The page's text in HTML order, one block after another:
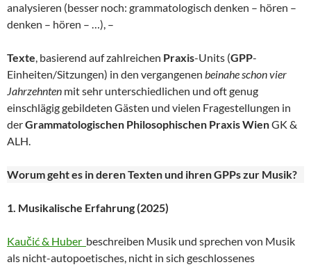
analysieren (besser noch: grammatologisch denken – hören –
denken – hören – …), –
Texte, basierend auf zahlreichen Praxis-Units (GPP-
Einheiten/Sitzungen) in den vergangenen beinahe schon vier
Jahrzehnten mit sehr unterschiedlichen und oft genug
einschlägig gebildeten Gästen und vielen Fragestellungen in
derGrammatologischen Philosophischen Praxis WienGK &
ALH.
Worum geht es in deren Texten und ihren GPPs zur Musik?
1. Musikalische Erfahrung (2025)
Kaučić & Huber beschreiben Musik und sprechen von Musik
als nicht-autopoetisches, nicht in sich geschlossenes